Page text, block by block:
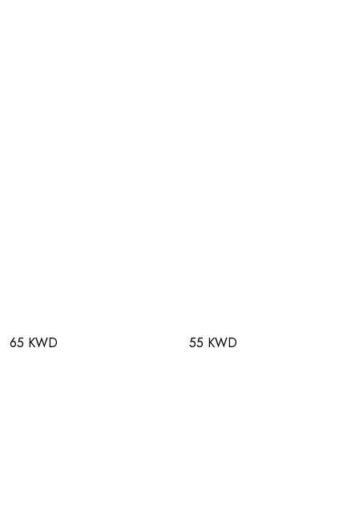
65 KWD 55 KWD